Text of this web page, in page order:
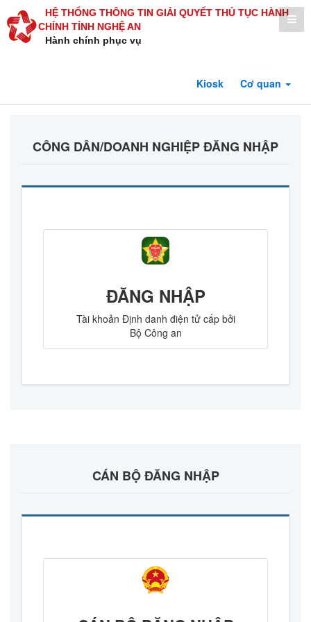
HỆ THỐNG THÔNG TIN GIẢI QUYẾT THỦ TỤC HÀNH
CHÍNH TỈNH NGHỆ AN
Hành chính phục vụ
Kiosk Cơ quan
CÔNG DÂN/DOANH NGHIỆP ĐĂNG NHẬP
ĐĂNG NHẬP
Tài khoản Định danh điện tử cấp bởi
Bộ Công an
CÁN BỘ ĐĂNG NHẬP